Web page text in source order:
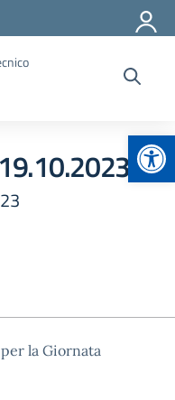
la Giornata